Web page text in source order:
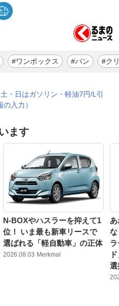
#ワンボックス #バン #ク
・日はガソリン・軽油7円/L引
入力）
ます
N-BOXやハスラーを抑えて1
位！ いま最も新車リースで
選ばれる「軽自動車」の正体
2026.08.03 Merkmal
選